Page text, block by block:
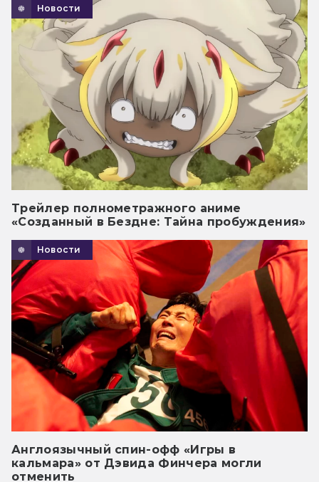
Новости
Трейлер полнометражного аниме
«Созданный в Бездне: Тайна пробуждения»
Новости
Англоязычный спин-офф «Игры в
кальмара» от Дэвида Финчера могли
отменить